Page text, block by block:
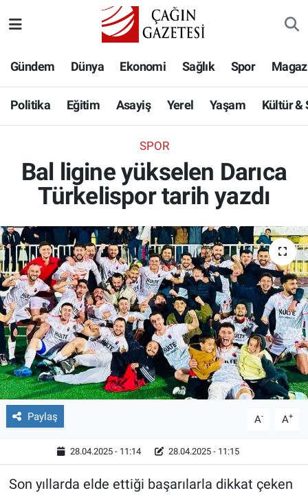
Gündem Dünya Ekonomi Sağlık Spor
Politika Eğitim Asayiş Yerel Yaşam Kültür &
SPOR
Bal ligine yükselen Darıca
Türkelispor tarih yazdı
Paylaş A- A+
28.04.2025 - 11:14 28.04.2025 - 11:15
Son yıllarda elde ettiği başarılarla dikkat çeken
Eğitim
Asayiş
Yaşam
Kültür & Sanat
Bilim-Teknoloji
Köşe Yazıları
Röportaj
Video Galeri
Hava Durumu
Namaz Vakitleri
Süper Lig Puan Durumu ve Fikstür
Tüm Manşetler
Son Dakika Haberleri
Haber Arşivi